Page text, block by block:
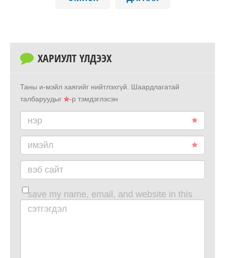
ХАРИУЛТ ҮЛДЭЭХ
Таны и-мэйл хаягийг нийтлэхгүй.
Шаардлагатай
талбаруудыг
-р тэмдэглэсэн
нэр
имэйл
вэб сайт
save my name, email, and website in this
browser for the next time i comment.
сэтгэгдэл